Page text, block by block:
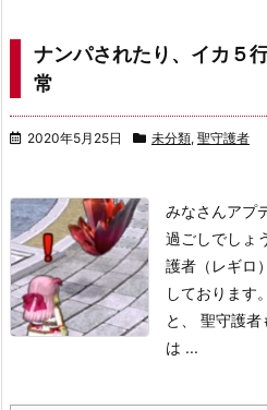
ナンパされたり、イカ５
常
2020年5月25日 未分類, 聖守護者
みなさんアプ
過ごしでしょ
護者（レギロ
しております。
と、 聖守護者
は ...